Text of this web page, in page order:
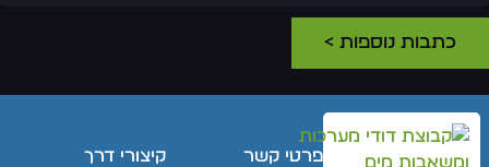
כתבות נוספות >
פרטי קשר
קיצורי דרך